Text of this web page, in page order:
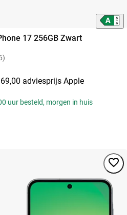
17 256GB Zwart
adviesprijs Apple
uur besteld, morgen in huis